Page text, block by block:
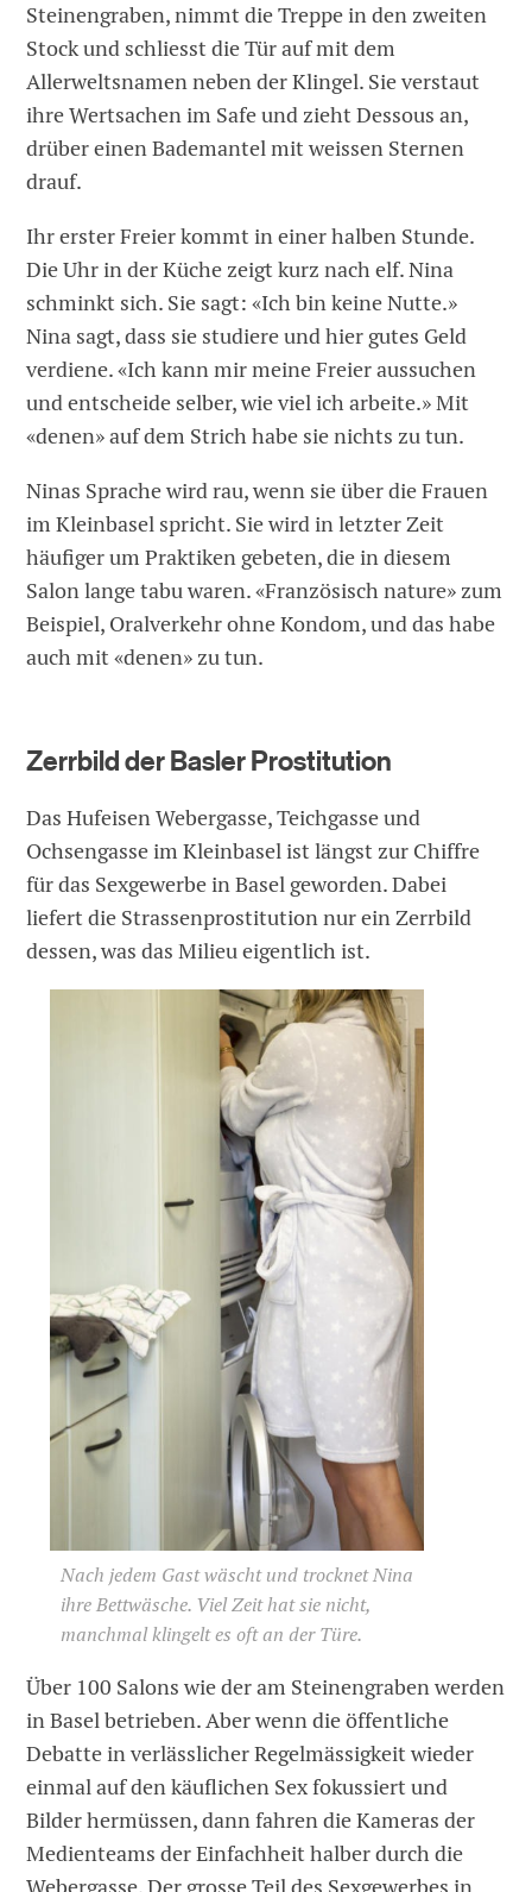
Steinengraben, nimmt die Treppe in den zweiten
Stock und schliesst die Tür auf mit dem
Allerweltsnamen neben der Klingel. Sie verstaut
ihre Wertsachen im Safe und zieht Dessous an,
drüber einen Bademantel mit weissen Sternen
drauf.
Ihr erster Freier kommt in einer halben Stunde.
Die Uhr in der Küche zeigt kurz nach elf. Nina
schminkt sich. Sie sagt: «Ich bin keine Nutte.»
Nina sagt, dass sie studiere und hier gutes Geld
verdiene. «Ich kann mir meine Freier aussuchen
und entscheide selber, wie viel ich arbeite.» Mit
«denen» auf dem Strich habe sie nichts zu tun.
Ninas Sprache wird rau, wenn sie über die Frauen
im Kleinbasel spricht. Sie wird in letzter Zeit
häufiger um Praktiken gebeten, die in diesem
Salon lange tabu waren. «Französisch nature» zum
Beispiel, Oralverkehr ohne Kondom, und das habe
auch mit «denen» zu tun.
Zerrbild der Basler Prostitution
Das Hufeisen Webergasse, Teichgasse und
Ochsengasse im Kleinbasel ist längst zur Chiffre
für das Sexgewerbe in Basel geworden. Dabei
liefert die Strassenprostitution nur ein Zerrbild
dessen, was das Milieu eigentlich ist.
Nach jedem Gast wäscht und trocknet Nina
ihre Bettwäsche. Viel Zeit hat sie nicht,
manchmal klingelt es oft an der Türe.
Über 100 Salons wie der am Steinengraben werden
in Basel betrieben. Aber wenn die öffentliche
Debatte in verlässlicher Regelmässigkeit wieder
einmal auf den käuflichen Sex fokussiert und
Bilder hermüssen, dann fahren die Kameras der
Medienteams der Einfachheit halber durch die